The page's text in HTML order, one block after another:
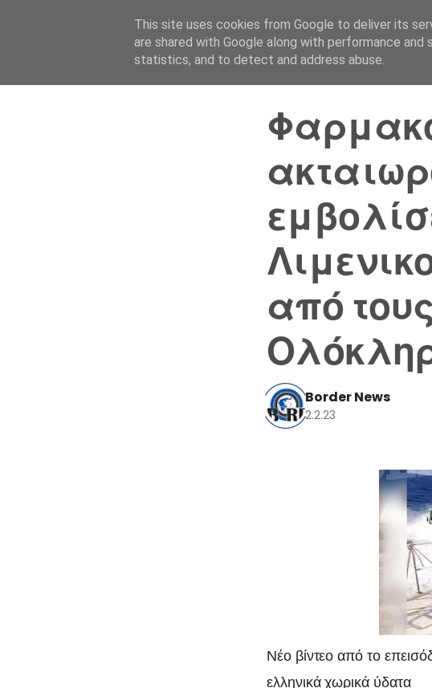
από
Border News
2.2.23
Νέο βίντεο από το
ελληνικά χωρικά ύδατα
This site uses cookies from Google to deliver its
are shared with Google along with performance
statistics, and to detect and address abuse.